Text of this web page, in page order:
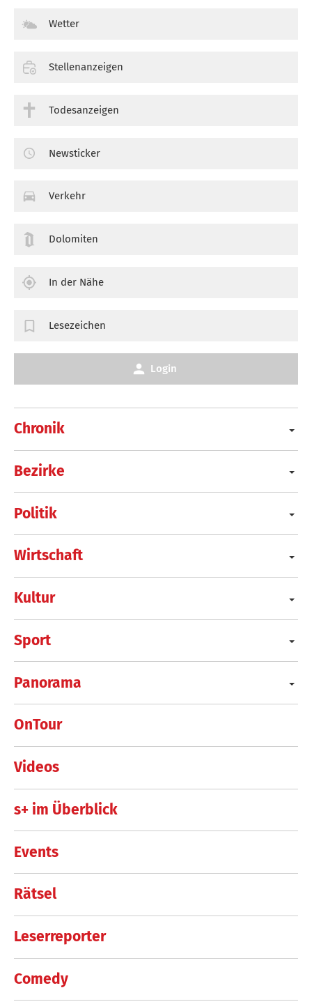
Chronik
Bezirke
Politik
Wirtschaft
Kultur
Sport
Panorama
OnTour
Videos
s+ im Überblick
Events
Rätsel
Leserreporter
Comedy
Wetter
Stellenanzeigen
Todesanzeigen
Newsticker
Verkehr
Dolomiten
In der Nähe
Lesezeichen
Login